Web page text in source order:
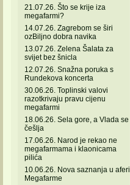
21.07.26. Što se krije iza
megafarmi?
14.07.26. Zagrebom se širi
ozBiljno dobra navika
13.07.26. Zelena Šalata za
svijet bez šnicla
12.07.26. Snažna poruka s
Rundekova koncerta
30.06.26. Toplinski valovi
razotkrivaju pravu cijenu
megafarmi
18.06.26. Sela gore, a Vlada se
češlja
17.06.26. Narod je rekao ne
megafarmama i klaonicama
pilića
10.06.26. Nova saznanja u aferi
Megafarme